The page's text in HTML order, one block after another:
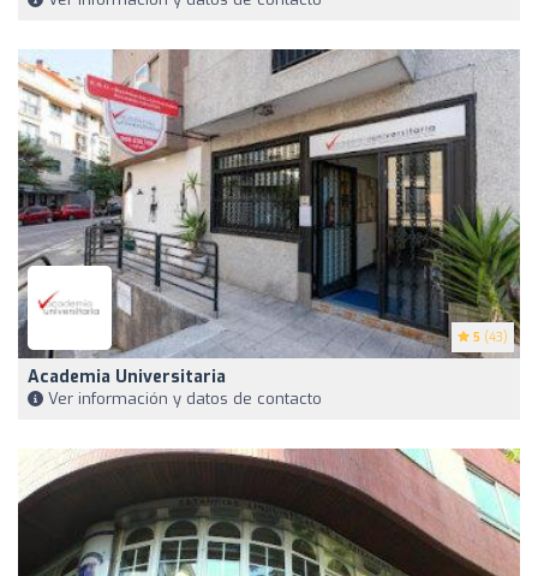
5 (43)
Academia Universitaria
Ver información y datos de contacto